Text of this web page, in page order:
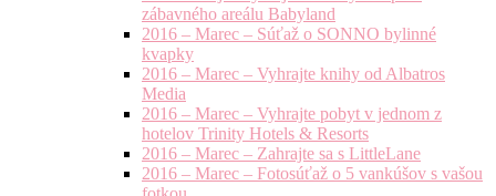
zábavného areálu Babyland
2016 – Marec – Súťaž o SONNO bylinné
kvapky
2016 – Marec – Vyhrajte knihy od Albatros
Media
2016 – Marec – Vyhrajte pobyt v jednom z
hotelov Trinity Hotels & Resorts
2016 – Marec – Zahrajte sa s LittleLane
2016 – Marec – Fotosúťaž o 5 vankúšov s vašou